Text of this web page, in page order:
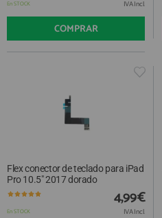
En STOCK IVA Incl.
COMPRAR
Flex conector de teclado para iPad
Pro 10.5" 2017 dorado
En STOCK
4,99€
IVA Incl.